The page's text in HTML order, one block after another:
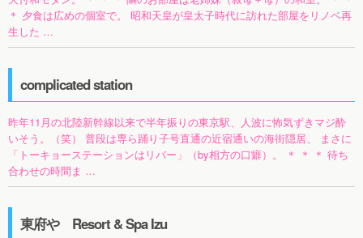
＊ 夕食は広めの個室で。 昭和天皇が皇太子時代に訪れた部屋をリノベ再
生した …
complicated station
昨年11月の北陸新幹線以来で半年振りの東京駅、人波に怖気ずきマジ酔
いそう。（笑） 普段は専ら踊り子号直通の近宿通いの海街隠居、 まさに
「トーキョーステーションはリバー」（by相方の口癖）。 ＊ ＊ ＊ 待ち
合わせの時間ま …
東府や Resort & Spa Izu